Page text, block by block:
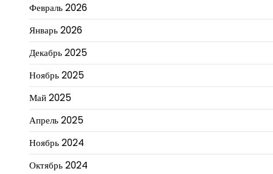
Февраль 2026
Январь 2026
Декабрь 2025
Ноябрь 2025
Май 2025
Апрель 2025
Ноябрь 2024
Октябрь 2024